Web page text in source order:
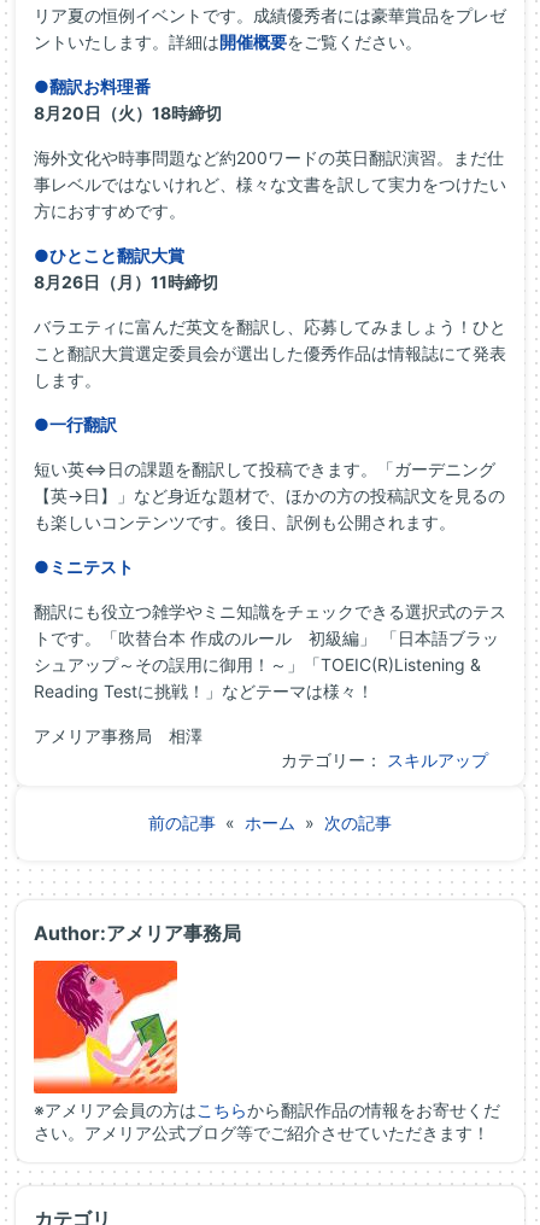
リア夏の恒例イベントです。成績優秀者には豪華賞品をプレゼ
ントいたします。詳細は開催概要をご覧ください。
●翻訳お料理番
8月20日（火）18時締切
海外文化や時事問題など約200ワードの英日翻訳演習。まだ仕
事レベルではないけれど、様々な文書を訳して実力をつけたい
方におすすめです。
●ひとこと翻訳大賞
8月26日（月）11時締切
バラエティに富んだ英文を翻訳し、応募してみましょう！ひと
こと翻訳大賞選定委員会が選出した優秀作品は情報誌にて発表
します。
●一行翻訳
短い英⇔日の課題を翻訳して投稿できます。「ガーデニング
【英→日】」など身近な題材で、ほかの方の投稿訳文を見るの
も楽しいコンテンツです。後日、訳例も公開されます。
●ミニテスト
翻訳にも役立つ雑学やミニ知識をチェックできる選択式のテス
トです。「吹替台本 作成のルール 初級編」 「日本語ブラッ
シュアップ～その誤用に御用！～」「TOEIC(R)Listening &
Reading Testに挑戦！」などテーマは様々！
アメリア事務局 相澤
カテゴリー：
スキルアップ
前の記事 « ホーム » 次の記事
Author:アメリア事務局
※アメリア会員の方はこちらから翻訳作品の情報をお寄せくだ
さい。アメリア公式ブログ等でご紹介させていただきます！
カテゴリ